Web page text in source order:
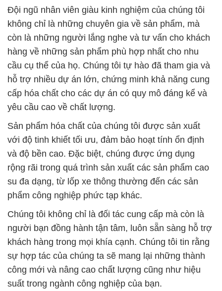
Đội ngũ nhân viên giàu kinh nghiệm của chúng tôi
không chỉ là những chuyên gia về sản phẩm, mà
còn là những người lắng nghe và tư vấn cho khách
hàng về những sản phẩm phù hợp nhất cho nhu
cầu cụ thể của họ. Chúng tôi tự hào đã tham gia và
hỗ trợ nhiều dự án lớn, chứng minh khả năng cung
cấp hóa chất cho các dự án có quy mô đáng kể và
yêu cầu cao về chất lượng.
Sản phẩm hóa chất của chúng tôi được sản xuất
với độ tinh khiết tối ưu, đảm bảo hoạt tính ổn định
và độ bền cao. Đặc biệt, chúng được ứng dụng
rộng rãi trong quá trình sản xuất các sản phẩm cao
su đa dạng, từ lốp xe thông thường đến các sản
phẩm công nghiệp phức tạp khác.
Chúng tôi không chỉ là đối tác cung cấp mà còn là
người bạn đồng hành tận tâm, luôn sẵn sàng hỗ trợ
khách hàng trong mọi khía cạnh. Chúng tôi tin rằng
sự hợp tác của chúng ta sẽ mang lại những thành
công mới và nâng cao chất lượng cũng như hiệu
suất trong ngành công nghiệp của bạn.